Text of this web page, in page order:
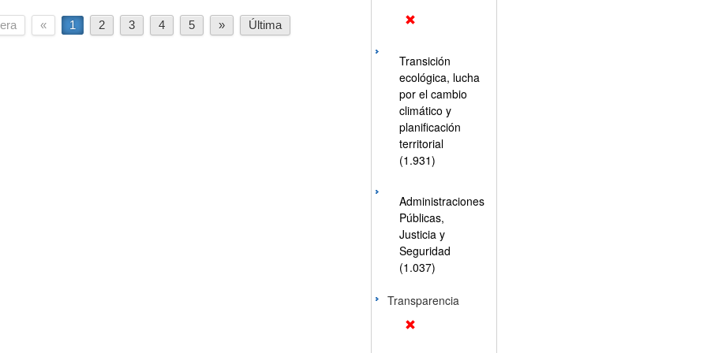
« 1 2 3 4 5 » Última
Transición
ecológica, lucha
por el cambio
climático y
planificación
territorial
(1.931)
Administraciones
Públicas,
Justicia y
Seguridad
(1.037)
Transparencia